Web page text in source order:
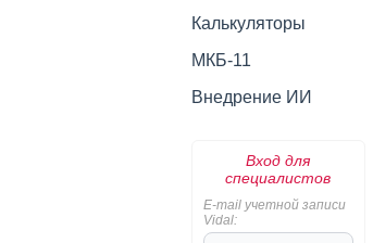
Калькуляторы
МКБ-11
Внедрение ИИ
Вход для
специалистов
E-mail учетной записи
Vidal: